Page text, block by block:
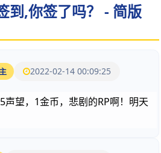
到,你签了吗？ - 简版
2022-02-14 00:09:25
声望，1金币，悲剧的RP啊！明天